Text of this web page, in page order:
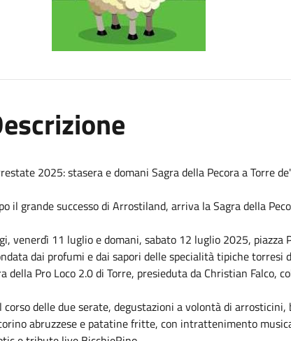
2025: stasera e domani Sagra della Pecora a Torre
il grande successo di Arrostiland, arriva la Sagra della
venerdì 11 luglio e domani, sabato 12 luglio 2025, piazza
dai profumi e dai sapori delle specialità tipiche torresi
della Pro Loco 2.0 di Torre, presieduta da Christian Falco,
corso delle due serate, degustazioni a volontà di
abruzzese e patatine fritte, con intrattenimento